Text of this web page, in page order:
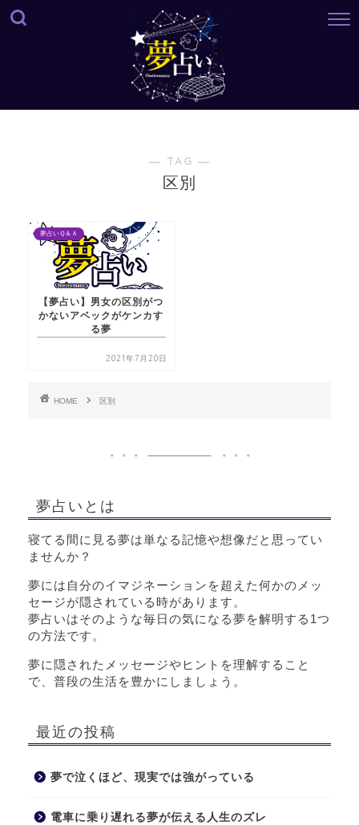
― TAG ―
区別
夢占いＱ＆Ａ
【夢占い】男女の区別がつ
かないアベックがケンカす
る夢
2021年7月20日
HOME 区別
夢占いとは
寝てる間に見る夢は単なる記憶や想像だと思ってい
ませんか？
夢には自分のイマジネーションを超えた何かのメッ
セージが隠されている時があります。
夢占いはそのような毎日の気になる夢を解明する1つ
の方法です。
夢に隠されたメッセージやヒントを理解すること
で、普段の生活を豊かにしましょう。
最近の投稿
夢で泣くほど、現実では強がっている
電車に乗り遅れる夢が伝える人生のズレ